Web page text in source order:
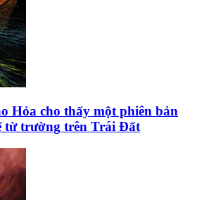
Hỏa cho thấy một phiên bản
từ trường trên Trái Đất